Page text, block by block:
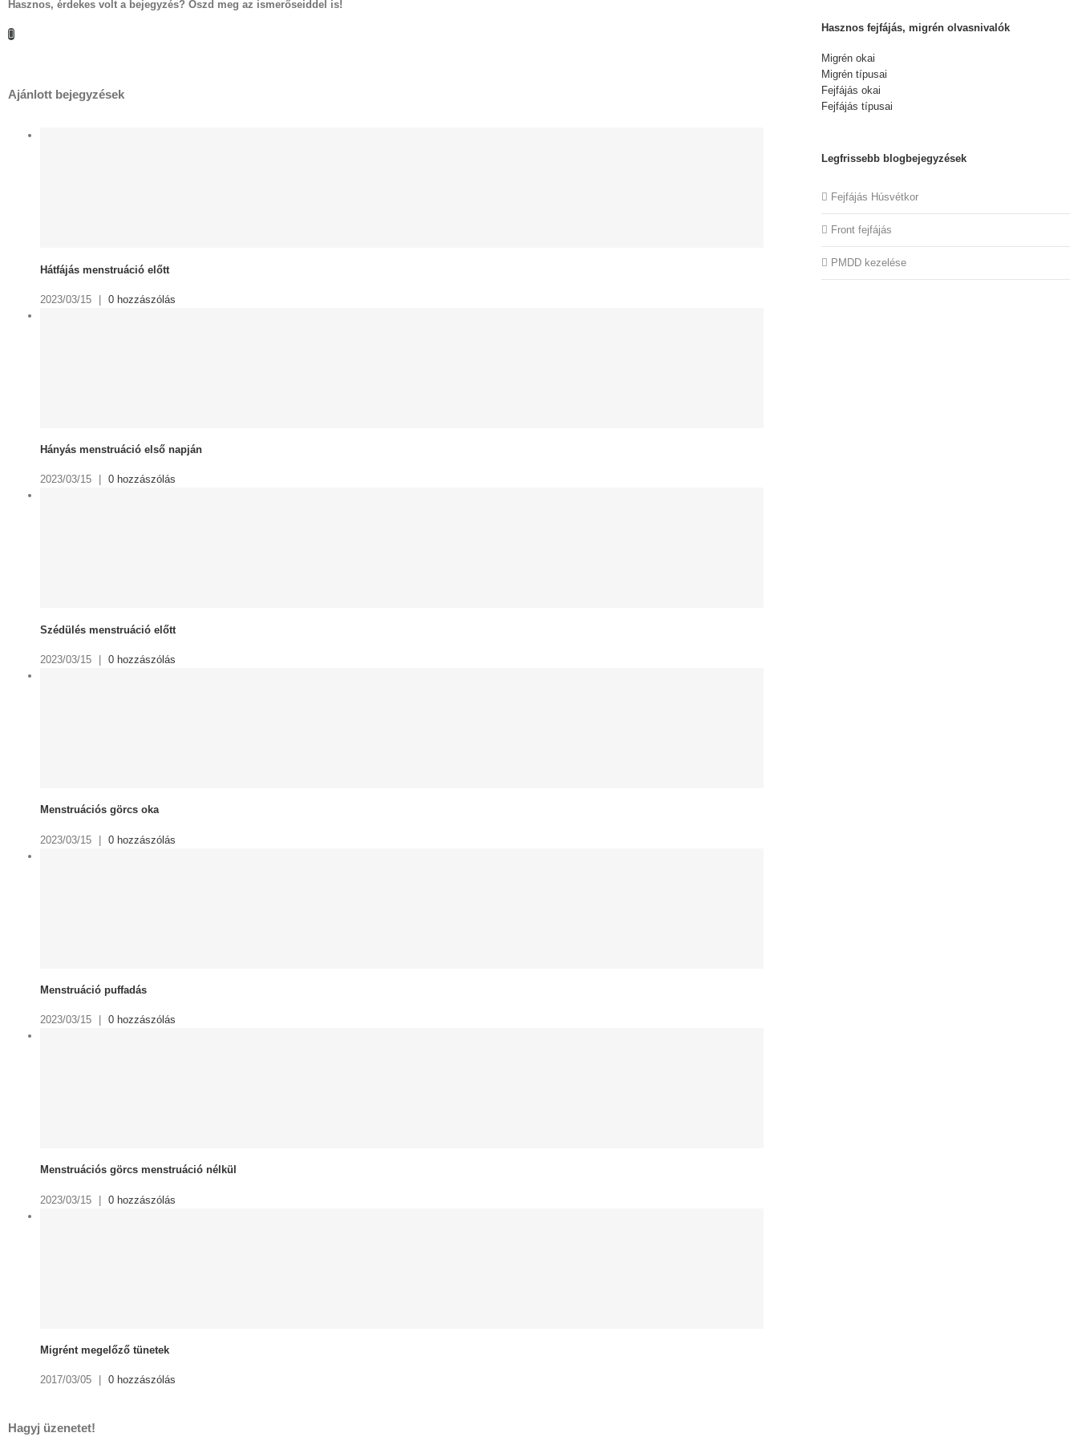
Hasznos, érdekes volt a bejegyzés? Oszd meg az ismerőseiddel is!
Facebook
Ajánlott bejegyzések
Hátfájás menstruáció előtt
2023/03/15 0 hozzászólás
Hányás menstruáció első napján
2023/03/15 0 hozzászólás
Szédülés menstruáció előtt
2023/03/15 0 hozzászólás
Menstruációs görcs oka
2023/03/15 | 0 hozzászólás
Menstruáció puffadás
2023/03/15 0 hozzászólás
Menstruációs görcs menstruáció nélkül
2023/03/15 | 0 hozzászólás
Migrént megelőző tünetek
2017/03/05 0 hozzászólás
Hagyj üzenetet!
Hasznos fejfájás, migrén olvasnivalók
Migrén okai
Migrén típusai
Fejfájás okai
Fejfájás típusai
Legfrissebb blogbejegyzések
Fejfájás Húsvétkor
Front fejfájás
PMDD kezelése